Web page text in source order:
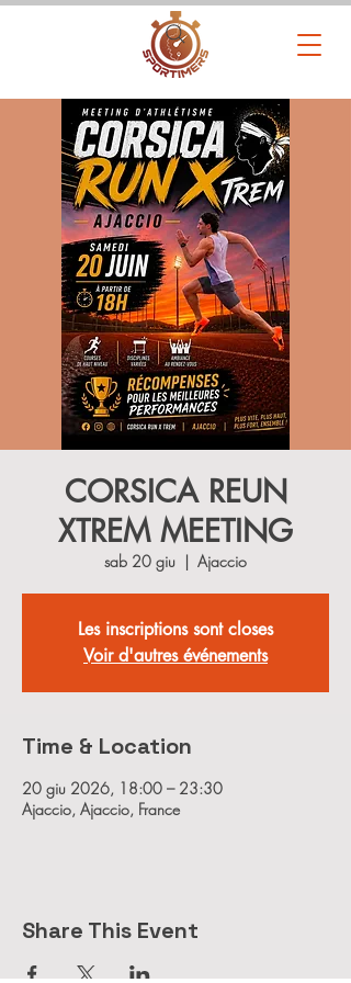
CORSICA REUN
XTREM MEETING
sab 20 giu
  |
Ajaccio
Les inscriptions sont closes
Voir d'autres événements
Time & Location
20 giu 2026, 18:00 – 23:30
Ajaccio, Ajaccio, France
Share This Event